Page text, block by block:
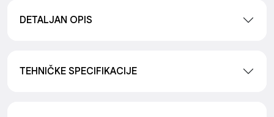
DETALJAN OPIS
TEHNIČKE SPECIFIKACIJE